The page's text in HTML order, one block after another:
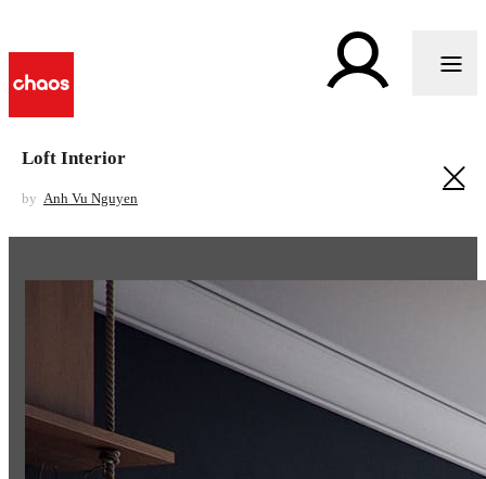
Loft Interior
by Anh Vu Nguyen